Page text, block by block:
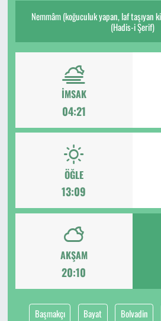
Nemmâm (koğuculuk yapan, laf taşıyan
(Hadis-i Şerif)
İMSAK
04:21
ÖĞLE
13:09
AKŞAM
20:10
Başmakçı Bayat Bolvadin